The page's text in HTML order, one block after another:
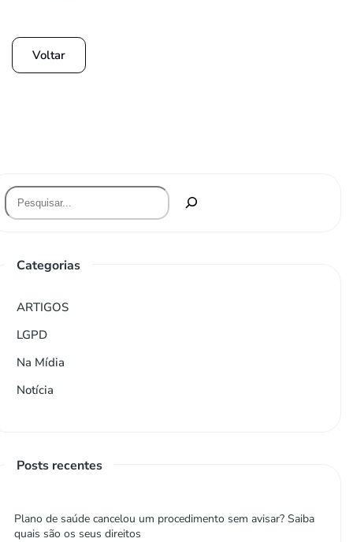
Voltar
Categorias
ARTIGOS
LGPD
Na Mídia
Notícia
Posts recentes
Plano de saúde cancelou um procedimento sem avisar? Saiba
quais são os seus direitos